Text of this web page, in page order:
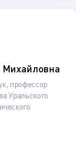
Михайловна
профессор
Уральского